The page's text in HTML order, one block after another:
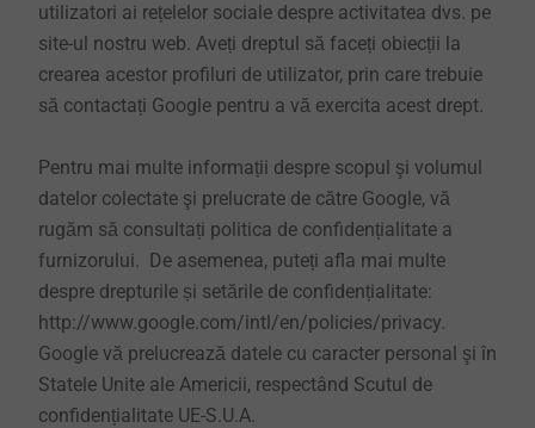
utilizatori ai rețelelor sociale despre activitatea dvs. pe
site-ul nostru web. Aveți dreptul să faceți obiecții la
crearea acestor profiluri de utilizator, prin care trebuie
să contactați Google pentru a vă exercita acest drept.
Pentru mai multe informații despre scopul şi volumul
datelor colectate şi prelucrate de către Google, vă
rugăm să consultați politica de confidențialitate a
furnizorului. De asemenea, puteți afla mai multe
despre drepturile și setările de confidențialitate:
http://www.google.com/intl/en/policies/privacy.
Google vă prelucrează datele cu caracter personal şi în
Statele Unite ale Americii, respectând Scutul de
confidențialitate UE-S.U.A.